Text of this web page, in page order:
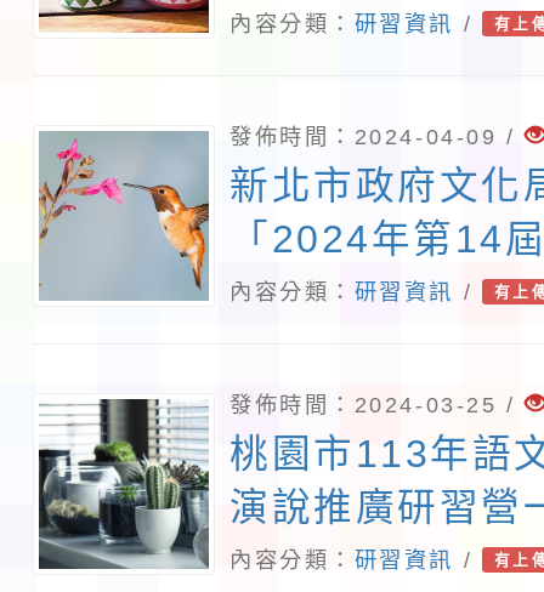
年文學創作出版
內容分類： 研習資訊 / 有上
發佈時間：2024-04-09 /
新北市政府文化
「2024年第14
學獎」徵文活動
內容分類： 研習資訊 / 有上
發佈時間：2024-03-25 /
桃園市113年語
演說推廣研習營
內容分類： 研習資訊 / 有上